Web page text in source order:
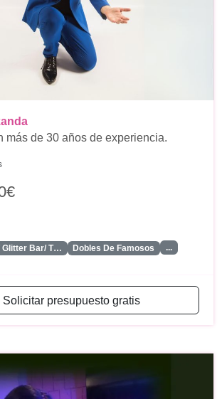
más de 30 años de experiencia.
Glitter Bar/ T… Dobles De Famosos ...
Solicitar presupuesto gratis